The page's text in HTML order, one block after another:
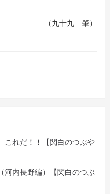
（九十九 肇）
これだ！！【関白のつぶや
内長野編）【関白のつぶ